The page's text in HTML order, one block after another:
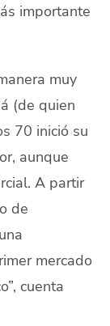
importante
muy
(de quien
70 inició su
aunque
A partir
de
mercado
cuenta